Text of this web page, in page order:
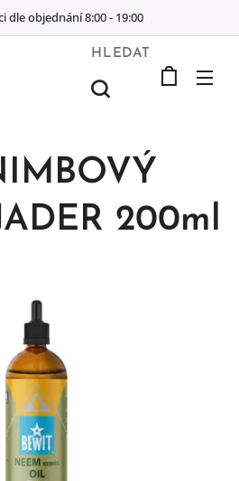
dle objednání 8:00 - 19:00
HLEDAT
200ml